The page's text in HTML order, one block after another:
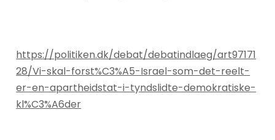
https://politiken.dk/debat/debatindlaeg/art97171
28/Vi-skal-forst%C3%A5-Israel-som-det-reelt-
er-en-apartheidstat-i-tyndslidte-demokratiske-
kl%C3%A6der